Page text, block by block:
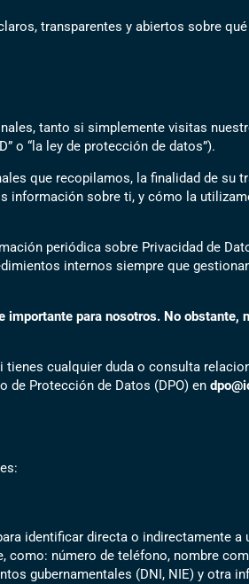
transparentes y abiertos sobre
tanto si simplemente visitas
o “la ley de protección de datos”).
que recopilamos, la finalidad de
sobre ti, y cómo la
periódica sobre Privacidad de
internos siempre que
para nosotros. No
cualquier duda o consulta
de Protección de Datos (DPO) en
identificar directa o indirectamente
número de teléfono, nombre
gubernamentales (DNI, NIE) y